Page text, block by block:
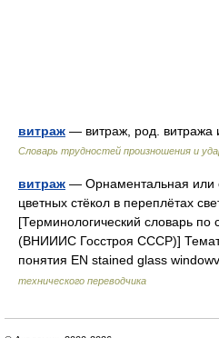
витраж — витраж, род. витража
Словарь трудностей произношения и
витраж — Орнаментальная или
цветных стёкол в переплётах
[Терминологический словарь по
(ВНИИИС Госстроя СССР)]
понятия EN stained glass
технического переводчика